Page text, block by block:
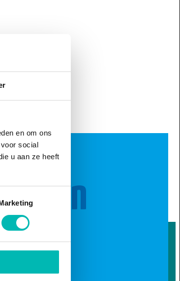
en om ons
social
u aan ze heeft